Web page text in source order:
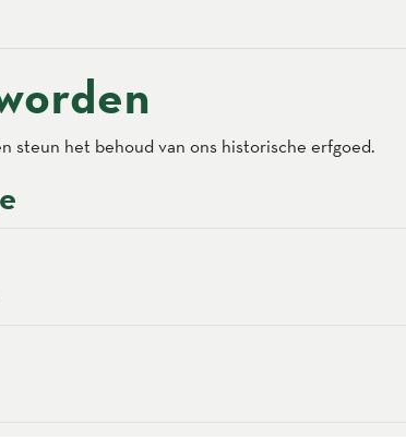
steun het behoud van ons historische erfgoed.